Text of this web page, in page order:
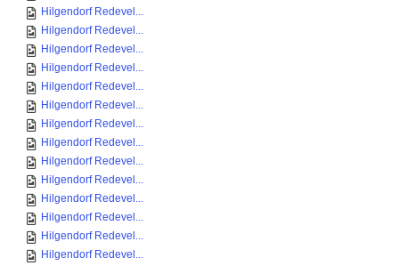
Hilgendorf Redevel...
Hilgendorf Redevel...
Hilgendorf Redevel...
Hilgendorf Redevel...
Hilgendorf Redevel...
Hilgendorf Redevel...
Hilgendorf Redevel...
Hilgendorf Redevel...
Hilgendorf Redevel...
Hilgendorf Redevel...
Hilgendorf Redevel...
Hilgendorf Redevel...
Hilgendorf Redevel...
Hilgendorf Redevel...